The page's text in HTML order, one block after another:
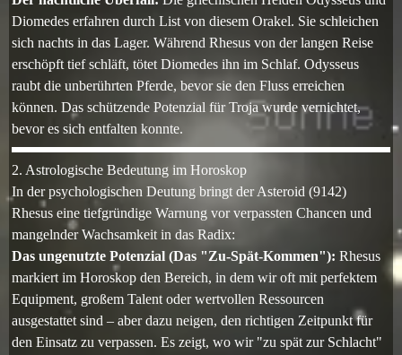
Diomedes erfahren durch List von diesem Orakel. Sie schleichen
sich nachts in das Lager. Während Rhesus von der langen Reise
erschöpft tief schläft, tötet Diomedes ihn im Schlaf. Odysseus
raubt die unberührten Pferde, bevor sie den Fluss erreichen
können. Das schützende Potenzial für Troja wurde vernichtet,
bevor es sich entfalten konnte.
2. Astrologische Bedeutung im Horoskop
In der psychologischen Deutung bringt der Asteroid (9142)
Rhesus eine tiefgründige Warnung vor verpassten Chancen und
mangelnder Wachsamkeit in das Radix:
Das ungenutzte Potenzial (Das "Zu-Spät-Kommen"): Rhesus
markiert im Horoskop den Bereich, in dem wir oft mit perfektem
Equipment, großem Talent oder wertvollen Ressourcen
ausgestattet sind – aber dazu neigen, den richtigen Zeitpunkt für
den Einsatz zu verpassen. Es zeigt, wo wir "zu spät zur Schlacht"